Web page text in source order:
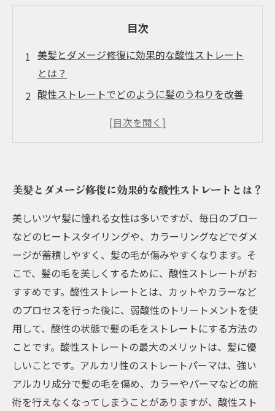
目次
美髪とダメージ修復に効果的な酸性ストレート
とは？
酸性ストレートでどのように髪のうねりを改善
水素トリートメントで髪の毛を栄養補給しよ
プロがオススメするトリートメント用アイテム
とは？
美髪とダメージ修復に効果的な酸性ストレートとは？
美しいツヤ髪に憧れる女性は多いですが、毎日のブロー
などのヒートスタイリングや、カラーリングなどでダメ
ージが蓄積しやすく、髪の毛が傷みやすくなります。そ
こで、髪の毛を美しくするために、酸性ストレートがお
すすめです。酸性ストレートとは、カットやカラーなど
のプロセスを行った後に、弱酸性のトリートメントを使
用して、酸性の状態で髪の毛をストレートにする方法の
ことです。酸性ストレートの最大のメリットは、髪に優
しいことです。アルカリ性のストレートパーマは、強い
アルカリ成分で髪の毛を傷め、カラーやパーマなどの施
術を行えなくなってしまうことがありますが、酸性スト